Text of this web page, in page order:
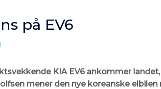
på EV6
KIA EV6 ankommer
mener den nye koreanske